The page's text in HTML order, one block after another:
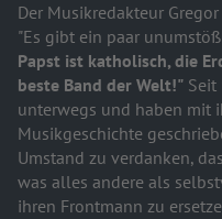
Der Musikredakteur
"Es gibt ein paar
Papst ist katholisch, die
beste Band der Welt!" Seit
unterwegs und haben mit
Musikgeschichte
Umstand zu verdanken,
was alles andere als
ihren Frontmann zu